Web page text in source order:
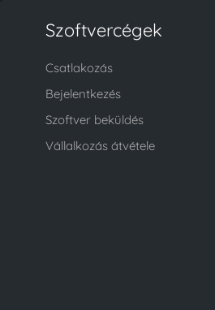
Szoftvercégek
Csatlakozás
Bejelentkezés
Szoftver beküldés
Vállalkozás átvétele